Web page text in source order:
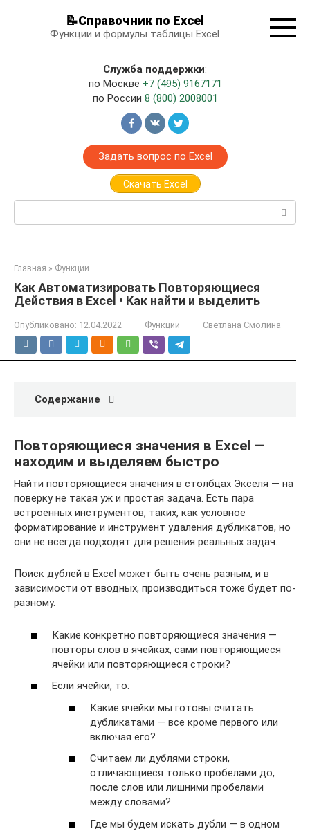
📝Справочник по Excel
Функции и формулы таблицы Excel
Служба поддержки:
по Москве +7 (495) 9167171
по России 8 (800) 2008001
Задать вопрос по Excel
Скачать Excel
Поиск:
Главная » Функции
Как Автоматизировать Повторяющиеся
Действия в Excel • Как найти и выделить
Опубликовано: 12.04.2022 Функции Светлана Смолина
Содержание
Повторяющиеся значения в Excel —
находим и выделяем быстро
Найти повторяющиеся значения в столбцах Экселя — на
поверку не такая уж и простая задача. Есть пара
встроенных инструментов, таких, как условное
форматирование и инструмент удаления дубликатов, но
они не всегда подходят для решения реальных задач.
Поиск дублей в Excel может быть очень разным, и в
зависимости от вводных, производиться тоже будет по-
разному.
Какие конкретно повторяющиеся значения —
повторы слов в ячейках, сами повторяющиеся
ячейки или повторяющиеся строки?
Если ячейки, то:
Какие ячейки мы готовы считать
дубликатами — все кроме первого или
включая его?
Считаем ли дублями строки,
отличающиеся только пробелами до,
после слов или лишними пробелами
между словами?
Где мы будем искать дубли — в одном